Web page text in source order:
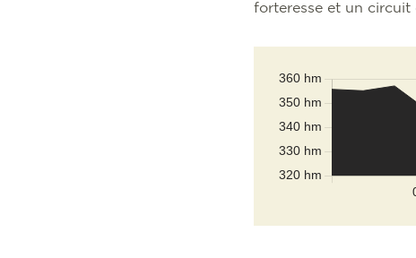
forteresse et un circuit